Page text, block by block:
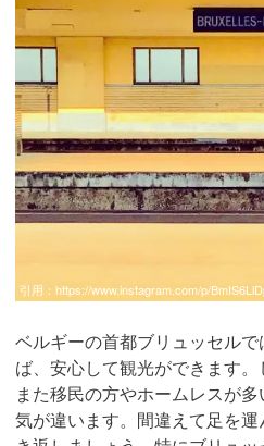
引用： https://www.instagram.com/p/
ベルギーの首都ブリュッセル
ば、安心して観光ができます。
また移民の方やホームレスが
気が違います。間違えて足を